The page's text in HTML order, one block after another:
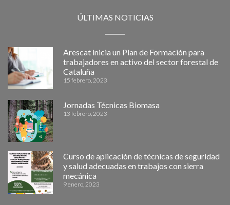
ÚLTIMAS NOTICIAS
Arescat inicia un Plan de Formación para
trabajadores en activo del sector forestal de
Cataluña
15 febrero, 2023
Jornadas Técnicas Biomasa
13 febrero, 2023
Curso de aplicación de técnicas de seguridad
y salud adecuadas en trabajos con sierra
mecánica
9 enero, 2023